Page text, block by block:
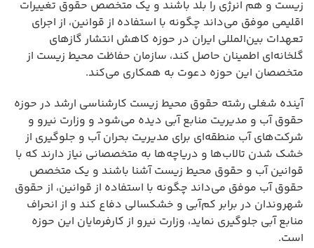
زیست و هم انرژی را بلد باشند و یک متخصص حقوق تغییرات
اقلیمی موفق می‌داند چگونه با استفاده از قوانین، از اجرای
تعهدات بین‌المللی ایران در حوزه کاهش انتشار گازهای
گلخانه‌ای اطمینان حاصل کند، سازمان حفاظت محیط زیست از
متخصصان این حوزه دعوت به همکاری می‌کند.
آینده شغلی رشته حقوق محیط زیست کارشناسی ارشد در حوزه
حقوق آب و مدیریت منابع آبی دیده می‌شود و وزارت نیرو و
شرکت‌های آب منطقه‌ای برای مدیریت بحران آب و جلوگیری از
خشک شدن تالاب‌ها و دریاچه‌ها به متخصصانی نیاز دارند که با
قوانین آب و حقوق محیط زیست آشنا باشند و یک متخصص
حقوق آب موفق می‌داند چگونه با استفاده از قوانین، از حقوق
شهروندان در برابر کم‌آبی و خشکسالی دفاع کند و از انحراف
منابع آبی جلوگیری نماید، وزارت نیرو از کارفرمایان این حوزه
است.